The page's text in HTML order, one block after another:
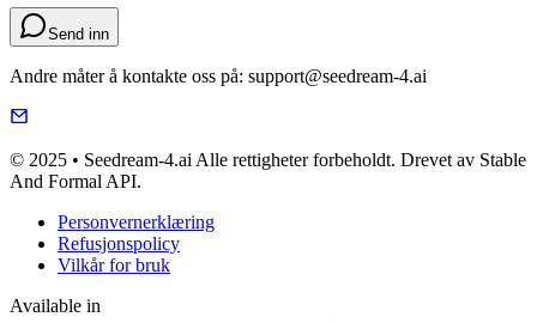
Send inn
Andre måter å kontakte oss på: support@seedream-4.ai
© 2025 • Seedream-4.ai Alle rettigheter forbeholdt. Drevet av Stable
And Formal API.
Personvernerklæring
Refusjonspolicy
Vilkår for bruk
Available in